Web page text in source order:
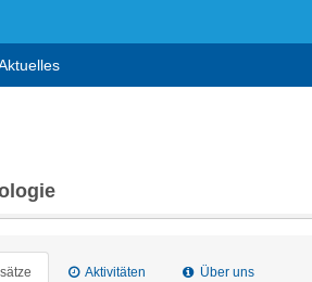
Aktivitäten Über uns